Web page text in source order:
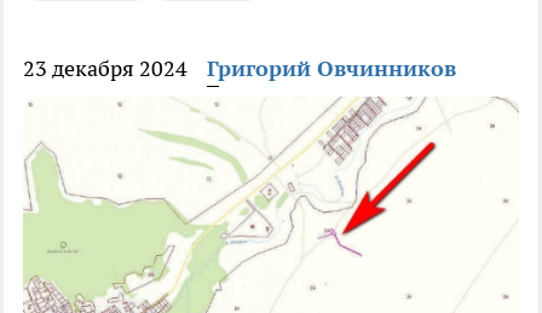
23 декабря 2024 Григорий Овчинников